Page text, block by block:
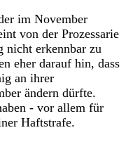
im November
von der Prozessarie
nicht erkennbar zu
eher darauf hin, dass
an ihrer
ändern dürfte.
- vor allem für
Haftstrafe.